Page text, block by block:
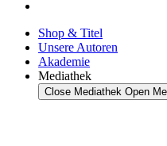
Shop & Titel
Unsere Autoren
Akademie
Mediathek
Close Mediathek Open